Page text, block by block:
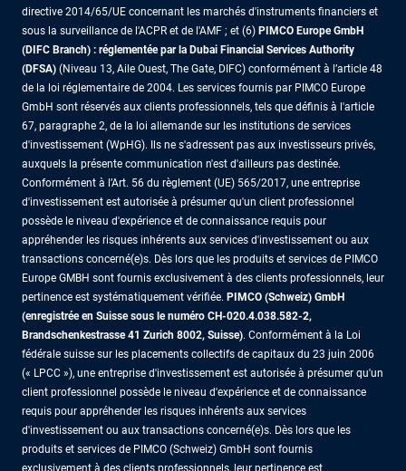
directive 2014/65/UE concernant les marchés d'instruments financiers et
sous la surveillance de l'ACPR et de l'AMF ; et (6) PIMCO Europe GmbH
(DIFC Branch) : réglementée par la Dubai Financial Services Authority
(DFSA) (Niveau 13, Aile Ouest, The Gate, DIFC) conformément à l’article 48
de la loi réglementaire de 2004. Les services fournis par PIMCO Europe
GmbH sont réservés aux clients professionnels, tels que définis à l'article
67, paragraphe 2, de la loi allemande sur les institutions de services
d'investissement (WpHG). Ils ne s'adressent pas aux investisseurs privés,
auxquels la présente communication n'est d'ailleurs pas destinée.
Conformément à l’Art. 56 du règlement (UE) 565/2017, une entreprise
d'investissement est autorisée à présumer qu'un client professionnel
possède le niveau d'expérience et de connaissance requis pour
appréhender les risques inhérents aux services d'investissement ou aux
transactions concerné(e)s. Dès lors que les produits et services de PIMCO
Europe GMBH sont fournis exclusivement à des clients professionnels, leur
pertinence est systématiquement vérifiée. PIMCO (Schweiz) GmbH
(enregistrée en Suisse sous le numéro CH-020.4.038.582-2,
Brandschenkestrasse 41 Zurich 8002, Suisse). Conformément à la Loi
fédérale suisse sur les placements collectifs de capitaux du 23 juin 2006
(« LPCC »), une entreprise d'investissement est autorisée à présumer qu'un
client professionnel possède le niveau d'expérience et de connaissance
requis pour appréhender les risques inhérents aux services
d'investissement ou aux transactions concerné(e)s. Dès lors que les
produits et services de PIMCO (Schweiz) GmbH sont fournis
exclusivement à des clients professionnels, leur pertinence est